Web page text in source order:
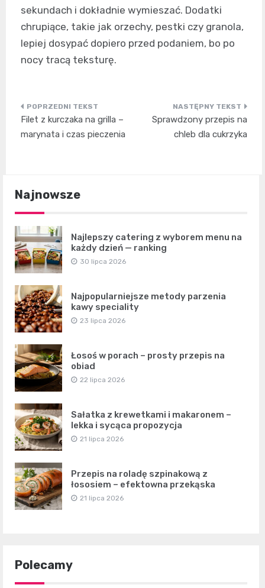
sekundach i dokładnie wymieszać. Dodatki
chrupiące, takie jak orzechy, pestki czy granola,
lepiej dosypać dopiero przed podaniem, bo po
nocy tracą teksturę.
Nawigacja
wpisu
Filet z kurczaka na grilla –
marynata i czas pieczenia
Sprawdzony przepis na
chleb dla cukrzyka
Najnowsze
Najlepszy catering z wyborem menu na
każdy dzień — ranking
30 lipca 2026
Najpopularniejsze metody parzenia
kawy speciality
23 lipca 2026
Łosoś w porach – prosty przepis na
obiad
22 lipca 2026
Sałatka z krewetkami i makaronem –
lekka i sycąca propozycja
21 lipca 2026
Przepis na roladę szpinakową z
łososiem – efektowna przekąska
21 lipca 2026
Polecamy